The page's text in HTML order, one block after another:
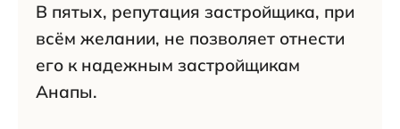
В пятых, репутация застройщика, при
всём желании, не позволяет отнести
его к надежным застройщикам
Анапы.